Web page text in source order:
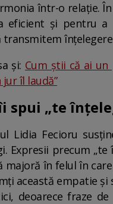
într-o relație.
eficient și pentru
transmitem
și: Cum știi că ai
îl laudă”
spui „te
Lidia Fecioru
Expresii precum
în felul în
această empatie
deoarece fraze